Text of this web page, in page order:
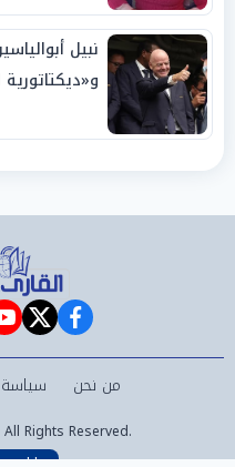
نبيل
facebook
من نحن
Rights Reserved.